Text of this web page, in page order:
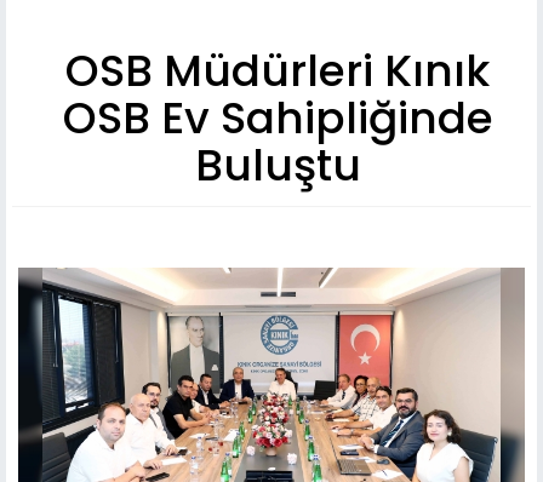
OSB Müdürleri Kınık
OSB Ev Sahipliğinde
Buluştu